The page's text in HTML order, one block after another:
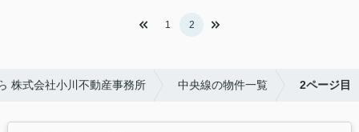
1 2
株式会社小川不動産事務所 中央線の物件一覧 2ページ目